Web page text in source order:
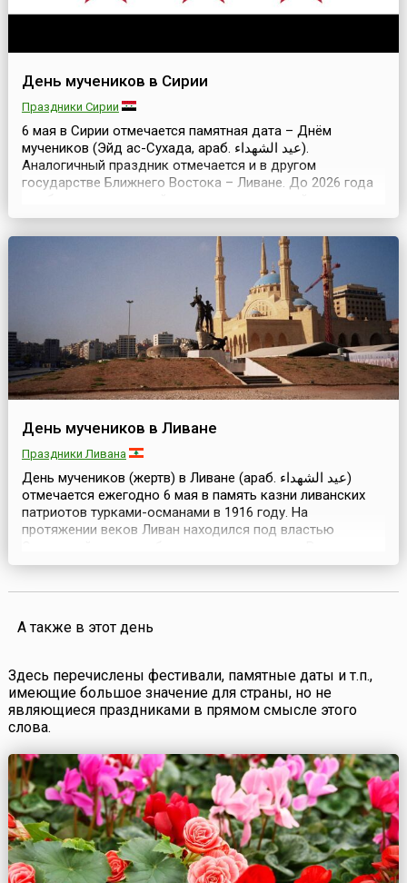
День мучеников в Сирии
Праздники Сирии
6 мая в Сирии отмечается памятная дата – Днём
мучеников (Эйд ас-Сухада, араб. عيد الشهداء‎).
Аналогичный праздник отмечается и в другом
государстве Ближнего Востока – Ливане. До 2026 года
стране, но согласно указу президента Сирии в 2025 году
он потерял этот статус. Учреждение дня и присвоение
ему статуса национального праздника связано с ис...
День мучеников в Ливане
Праздники Ливана
День мучеников (жертв) в Ливане (араб. عيد الشهداء‎)
отмечается ежегодно 6 мая в память казни ливанских
патриотов турками-османами в 1916 году. На
протяжении веков Ливан находился под властью
Сирия, в состав которого также входили территории
А также в этот день
Здесь перечислены фестивали, памятные даты и т.п.,
имеющие большое значение для страны, но не
являющиеся праздниками в прямом смысле этого
слова.